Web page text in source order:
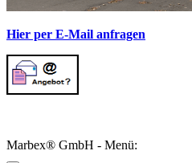
Hier per E-Mail anfragen
Marbex® GmbH - Menü: